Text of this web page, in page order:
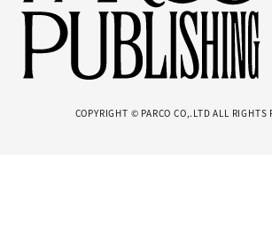
COPYRIGHT © PARCO CO,.LTD ALL RIGHTS